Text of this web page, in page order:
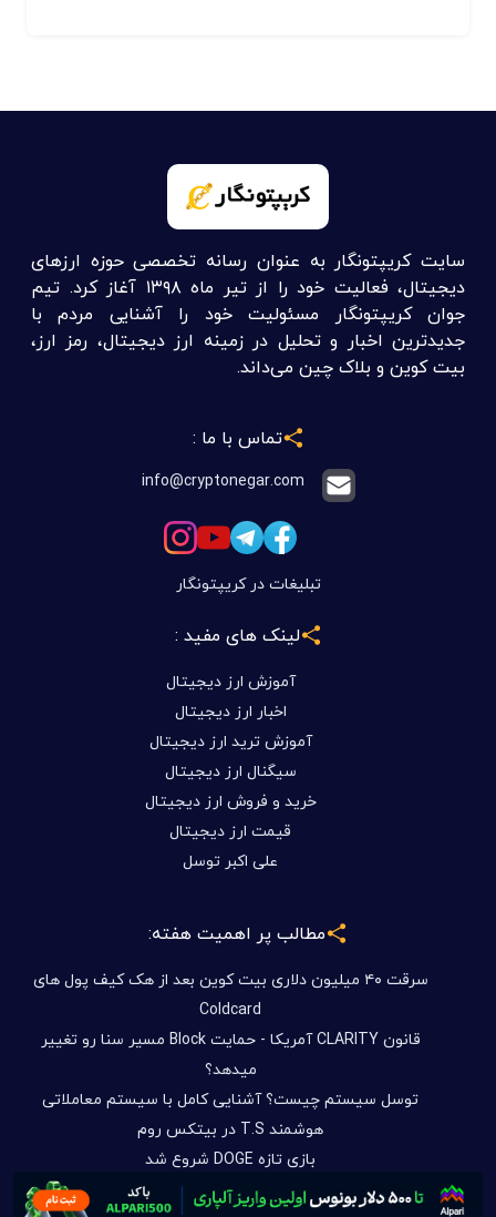
سایت کریپتونگار به عنوان رسانه تخصصی حوزه ارزهای
دیجیتال، فعالیت خود را از تیر ماه ۱۳۹۸ آغاز کرد. تیم
جوان کریپتونگار مسئولیت خود را آشنایی مردم با
جدیدترین اخبار و تحلیل در زمینه ارز دیجیتال، رمز ارز،
بیت کوین و بلاک چین می‌داند.
تماس با ما :
info@cryptonegar.com
تبلیغات در کریپتونگار
لینک های مفید :
آموزش ارز دیجیتال
اخبار ارز دیجیتال
آموزش ترید ارز دیجیتال
سیگنال ارز دیجیتال
خرید و فروش ارز دیجیتال
قیمت ارز دیجیتال
علی اکبر توسل
مطالب پر اهمیت هفته:
سرقت ۴۰ میلیون دلاری بیت کوین بعد از هک کیف پول های
Coldcard
قانون CLARITY آمریکا - حمایت Block مسیر سنا رو تغییر
میدهد؟
توسل سیستم چیست؟ آشنایی کامل با سیستم معاملاتی
هوشمند T.S در بیتکس روم
بازی تازه DOGE شروع شد
فرصت های سرمایه گذاری در بیتکس روم بدون دغدغه تحریم